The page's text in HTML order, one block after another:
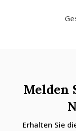
Melden
Erhalten Sie